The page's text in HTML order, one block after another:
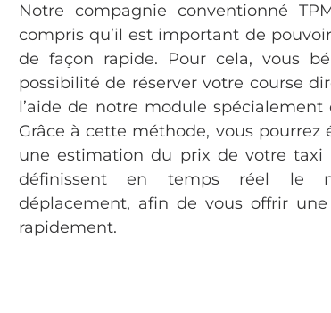
Notre compagnie conventionné
compris qu’il est important de
de façon rapide. Pour cela, vous
possibilité de réserver votre course
l’aide de notre module spécialement
Grâce à cette méthode, vous pourrez
une estimation du prix de votre taxi
définissent en temps réel le
déplacement, afin de vous offrir
rapidement.